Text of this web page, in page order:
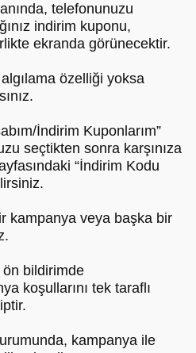
telefonunuzu
indirim kuponu,
ekranda görünecektir.
özelliği yoksa
İndirim Kuponlarım”
seçtikten sonra karşınıza
“İndirim Kodu
kampanya veya başka bir
bildirimde
koşullarını tek taraflı
kampanya ile